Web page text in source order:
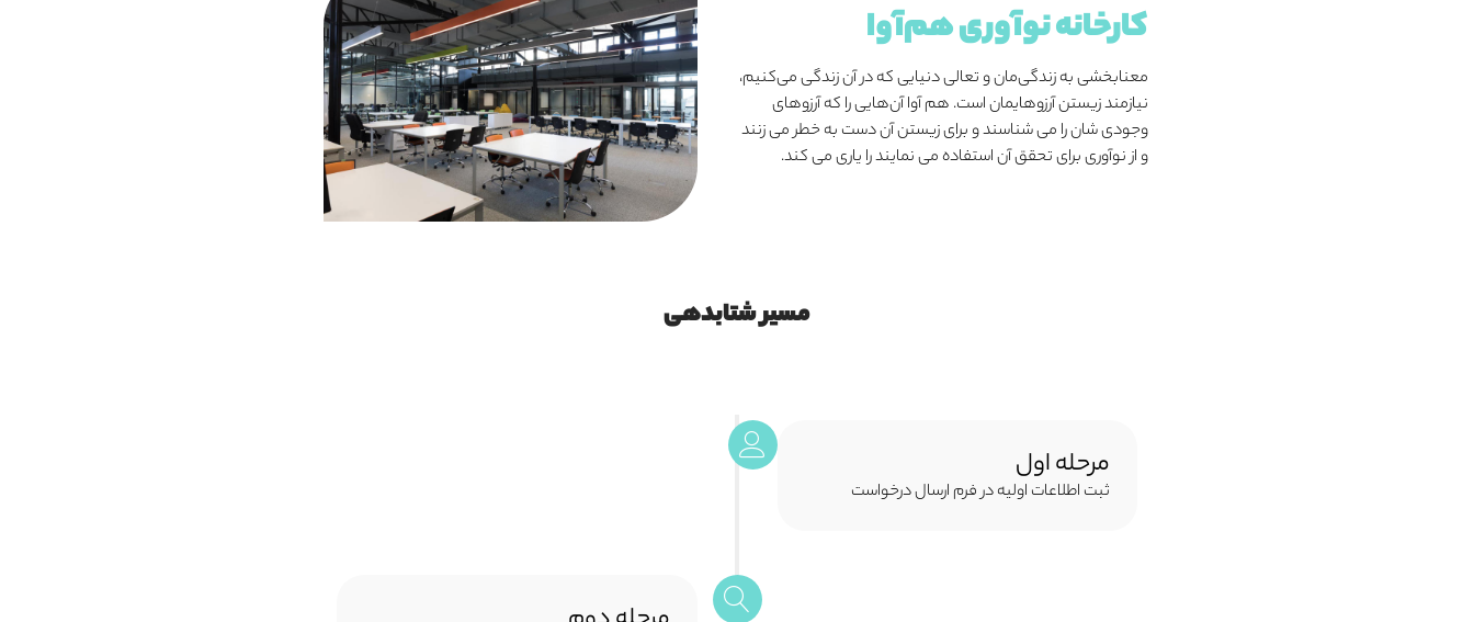
کارخانه نوآوری هم‌آوا
معنابخشی به زندگی‌مان و تعالی دنیایی که در آن زندگی می‌کنیم،
نیازمند زیستن آرزوهایمان است. هم آوا آن‌هایی را که آرزوهای
وجودی شان را می شناسند و برای زیستن آن دست به خطر می زنند
و از نوآوری برای تحقق آن استفاده می نمایند را یاری می کند.
مسیر شتابدهی
مرحله اول
ثبت اطلاعات اولیه در فرم ارسال درخواست